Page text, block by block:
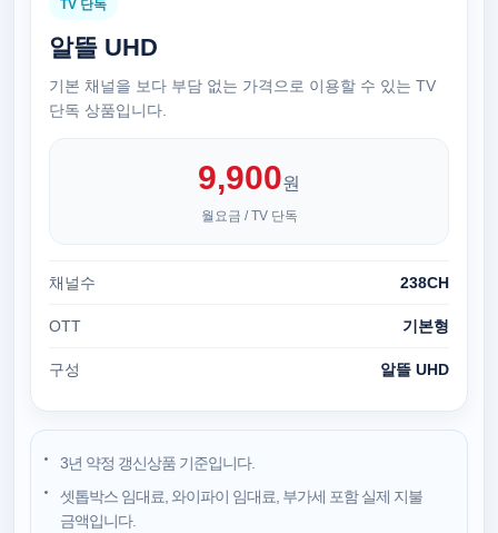
TV 단독
알뜰 UHD
기본 채널을 보다 부담 없는 가격으로 이용할 수 있는 TV
단독 상품입니다.
9,900원
월요금 / TV 단독
채널수 238CH
OTT 기본형
구성 알뜰 UHD
3년 약정 갱신상품 기준입니다.
셋톱박스 임대료, 와이파이 임대료, 부가세 포함 실제 지불
금액입니다.